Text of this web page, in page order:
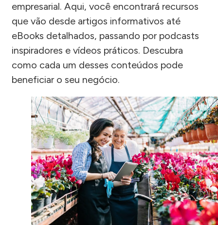
empresarial. Aqui, você encontrará recursos
que vão desde artigos informativos até
eBooks detalhados, passando por podcasts
inspiradores e vídeos práticos. Descubra
como cada um desses conteúdos pode
beneficiar o seu negócio.